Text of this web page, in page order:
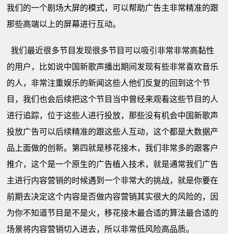
我们的一个剧场大屏的模式，可以帮助广告主非常精准的跟
那些高端以上的屏幕进行互动。
我们最近很多节目发现很多节目可以吸引非常非常高黏性
的用户，比如说中国新歌声播出期间发现有些非常喜欢音乐
的人，非常注重娱乐的新闻这些人他们反复的回到这个节
目，我们也会后续把这个节目当中曾经来观看这些节目的人
进行追踪，位于这些人进行投放，那些没有机会中国新歌声
投放广告可以后续精准的跟这些人互动，这个都是大数据产
品上面做的创新。第四就是移花接木，我们非常多的跟客户
推介，这个是一个原生的广告植入技术，就是通常我们广告
主进行内容营销的时候遇到一个非常大的挑战，就是你要在
前期去决定这个内容是否做内容营销其实很大的风险的，因
为你不知道节目是不是火，移花接木最合适的算法最合适的
场景将内容营销切入进去，所以非常低风险高品质。